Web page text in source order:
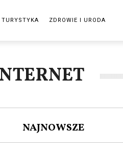
TURYSTYKA ZDROWIE I URODA
NAJNOWSZE